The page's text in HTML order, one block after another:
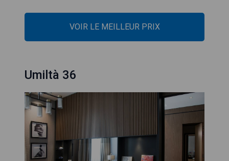
VOIR LE MEILLEUR PRIX
Umiltà 36